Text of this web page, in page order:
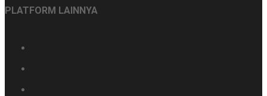
PLATFORM LAINNYA